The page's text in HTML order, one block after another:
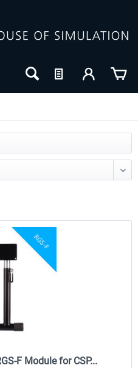
Honeycomb - Bravo Throttle
Pro
F Module for CSP...